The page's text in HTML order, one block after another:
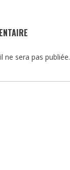
ne sera pas publiée.